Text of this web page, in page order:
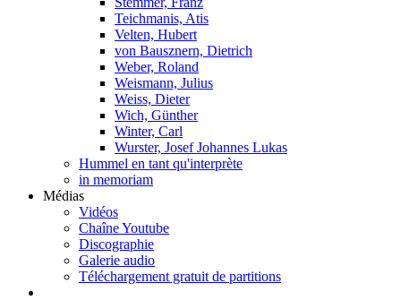
Teichmanis, Atis
Velten, Hubert
von Bausznern, Dietrich
Weber, Roland
Weismann, Julius
Weiss, Dieter
Wich, Günther
Winter, Carl
Wurster, Josef Johannes Lukas
Hummel en tant qu'interprète
in memoriam
Médias
Vidéos
Chaîne Youtube
Discographie
Galerie audio
Téléchargement gratuit de partitions